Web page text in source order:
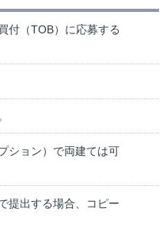
付（TOB）に応募する
ション）で両建ては可
提出する場合、コピー